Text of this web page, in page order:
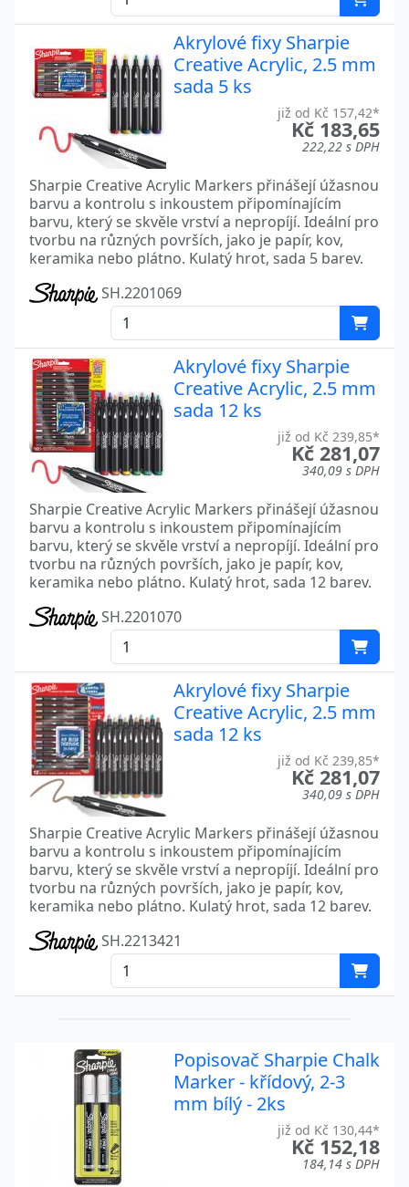
Akrylové fixy Sharpie
Creative Acrylic, 2.5 mm
sada 5 ks
již od Kč 157,42*
Kč 183,65
222,22 s DPH
Sharpie Creative Acrylic Markers přinášejí úžasnou
barvu a kontrolu s inkoustem připomínajícím
barvu, který se skvěle vrství a nepropíjí. Ideální pro
tvorbu na různých površích, jako je papír, kov,
keramika nebo plátno. Kulatý hrot, sada 5 barev.
SH.2201069
Akrylové fixy Sharpie
Creative Acrylic, 2.5 mm
sada 12 ks
již od Kč 239,85*
Kč 281,07
340,09 s DPH
Sharpie Creative Acrylic Markers přinášejí úžasnou
barvu a kontrolu s inkoustem připomínajícím
barvu, který se skvěle vrství a nepropíjí. Ideální pro
tvorbu na různých površích, jako je papír, kov,
keramika nebo plátno. Kulatý hrot, sada 12 barev.
SH.2201070
Akrylové fixy Sharpie
Creative Acrylic, 2.5 mm
sada 12 ks
již od Kč 239,85*
Kč 281,07
340,09 s DPH
Sharpie Creative Acrylic Markers přinášejí úžasnou
barvu a kontrolu s inkoustem připomínajícím
barvu, který se skvěle vrství a nepropíjí. Ideální pro
tvorbu na různých površích, jako je papír, kov,
keramika nebo plátno. Kulatý hrot, sada 12 barev.
SH.2213421
Popisovač Sharpie Chalk
Marker - křídový, 2-3
mm bílý - 2ks
již od Kč 130,44*
Kč 152,18
184,14 s DPH